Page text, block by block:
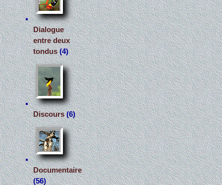
Dialogue
entre deux
tondus(4)
Discours(6)
Documentaire
(56)